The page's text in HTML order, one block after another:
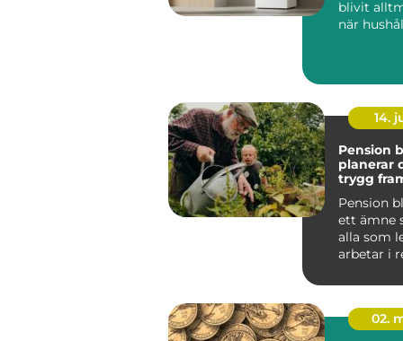
blivit
när
14.
Pension
planerar
trygg
Pension
ett ämne
alla som
arbetar i
bör...
02.